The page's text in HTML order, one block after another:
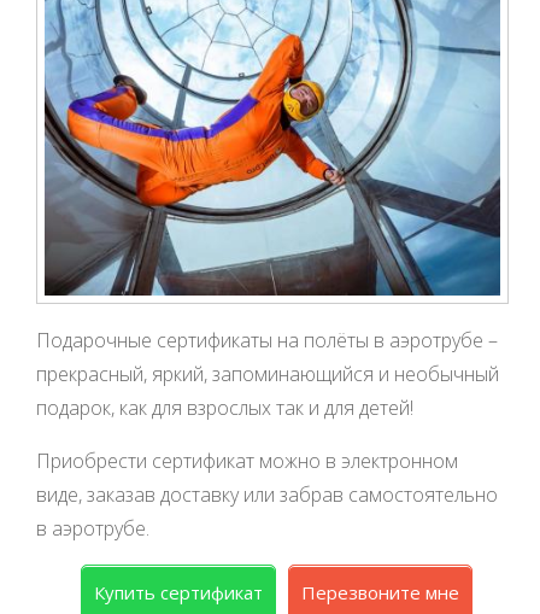
Подарочные сертификаты на полёты в аэротрубе –
прекрасный, яркий, запоминающийся и необычный
подарок, как для взрослых так и для детей!
Приобрести сертификат можно в электронном
виде, заказав доставку или забрав самостоятельно
в аэротрубе.
Купить сертификат Перезвоните мне